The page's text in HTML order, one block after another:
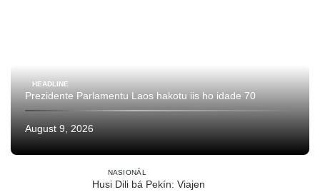
HEADLINE
Prezidente Parlamentu Laos hakotu iis ho idade 70
August 9, 2026
NASIONÁL
Husi Dili bá Pekín: Viajen